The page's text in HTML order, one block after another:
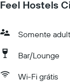
Feel Hostels
Somente
Bar/Lounge
Wi-Fi grátis